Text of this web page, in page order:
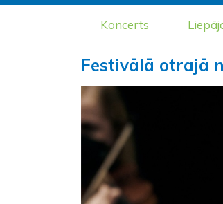
Koncerts
Festivālā otrajā